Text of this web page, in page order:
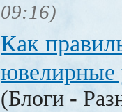
09:16)
Как
ювелирные
(Блоги -